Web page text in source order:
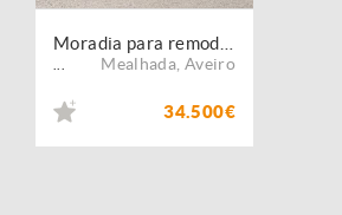
Mealhada Aveiro
34.500€